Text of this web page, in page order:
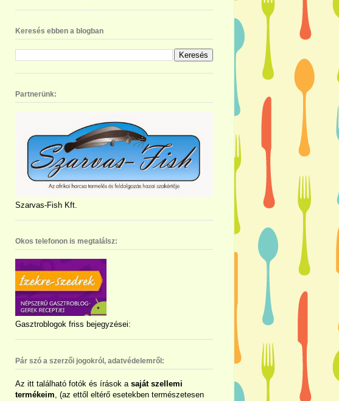
Keresés ebben a blogban
Partnerünk:
Szarvas-Fish Kft.
Okos telefonon is megtalálsz:
Gasztroblogok friss bejegyzései:
Pár szó a szerzői jogokról, adatvédelemről:
Az itt található fotók és írások a saját szellemi
termékeim , (az ettől eltérő esetekben természetesen